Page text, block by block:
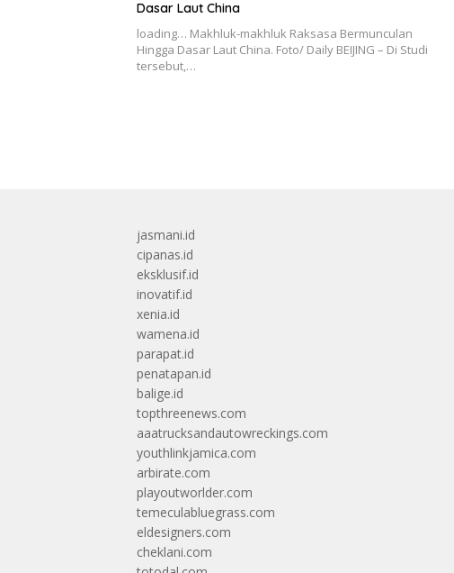
Dasar Laut China
loading… Makhluk-makhluk Raksasa Bermunculan
Hingga Dasar Laut China. Foto/ Daily BEIJING – Di Studi
tersebut,…
jasmani.id
cipanas.id
eksklusif.id
inovatif.id
xenia.id
wamena.id
parapat.id
penatapan.id
balige.id
topthreenews.com
aaatrucksandautowreckings.com
youthlinkjamica.com
arbirate.com
playoutworlder.com
temeculabluegrass.com
eldesigners.com
cheklani.com